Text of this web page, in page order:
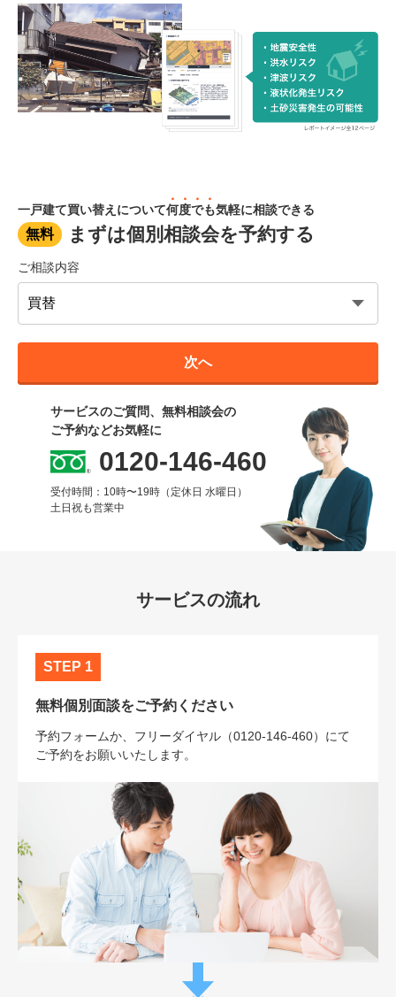
一戸建て買い替えについて何度でも気軽に相談できる
無料 まずは個別相談会を予約する
ご相談内容
次へ
サービスのご質問、無料相談会の
ご予約などお気軽に
0120-146-460
受付時間：10時〜19時（定休日 水曜日）
土日祝も営業中
サービスの流れ
STEP 1
無料個別面談をご予約ください
予約フォームか、フリーダイヤル（0120-146-460）にて
ご予約をお願いいたします。